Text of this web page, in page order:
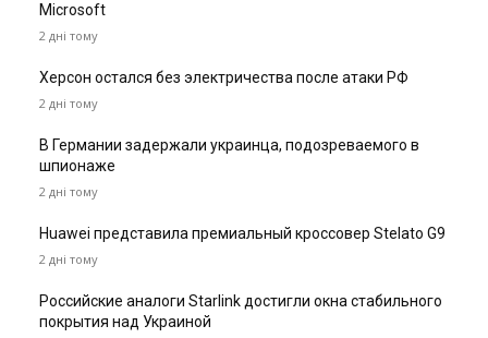
Microsoft
2 дні тому
Херсон остался без электричества после атаки РФ
2 дні тому
В Германии задержали украинца, подозреваемого в
шпионаже
2 дні тому
Huawei представила премиальный кроссовер Stelato G9
2 дні тому
Российские аналоги Starlink достигли окна стабильного
покрытия над Украиной